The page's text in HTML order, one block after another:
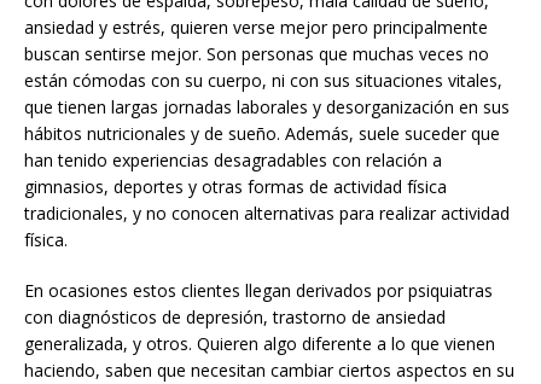
ansiedad y estrés, quieren verse mejor pero principalmente
buscan sentirse mejor. Son personas que muchas veces no
están cómodas con su cuerpo, ni con sus situaciones vitales,
que tienen largas jornadas laborales y desorganización en sus
hábitos nutricionales y de sueño. Además, suele suceder que
han tenido experiencias desagradables con relación a
gimnasios, deportes y otras formas de actividad física
tradicionales, y no conocen alternativas para realizar actividad
física.
En ocasiones estos clientes llegan derivados por psiquiatras
con diagnósticos de depresión, trastorno de ansiedad
generalizada, y otros. Quieren algo diferente a lo que vienen
haciendo, saben que necesitan cambiar ciertos aspectos en su